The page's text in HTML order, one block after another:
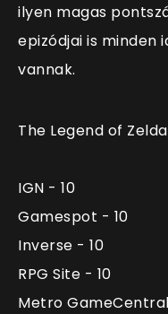
ilyen magas
epizódjai is minden
vannak.
The Legend of
IGN - 10
Gamespot - 10
Inverse - 10
RPG Site - 10
Metro